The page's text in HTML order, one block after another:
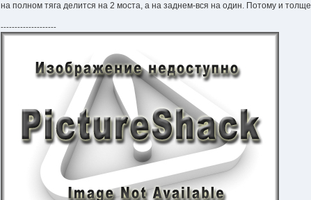
на полном тяга делится на 2 моста, а на заднем-вся на один. Потому и толще
--------------------